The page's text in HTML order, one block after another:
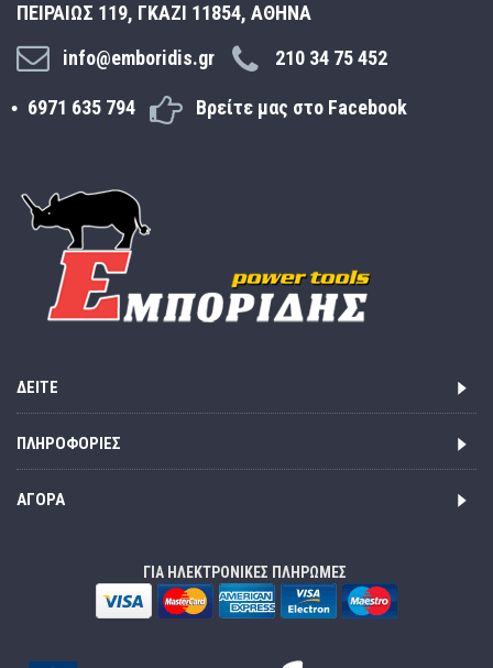
ΠΕΙΡΑΙΩΣ 119, ΓΚΑΖΙ 11854, ΑΘΗΝΑ
info@emboridis.gr
210 34 75 452
6971 635 794 Βρείτε μας στο Facebook
ΔΕΊΤΕ
ΠΛΗΡΟΦΟΡΊΕΣ
ΑΓΟΡΆ
ΓΙΑ ΗΛΕΚΤΡΟΝΙΚΕΣ ΠΛΗΡΩΜΕΣ